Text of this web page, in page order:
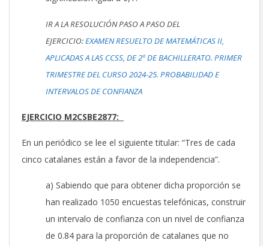
IR A LA RESOLUCIÓN PASO A PASO DEL
EJERCICIO:EXAMEN RESUELTO DE MATEMÁTICAS II,
APLICADAS A LAS CCSS, DE 2º DE BACHILLERATO. PRIMER
TRIMESTRE DEL CURSO 2024-25. PROBABILIDAD E
INTERVALOS DE CONFIANZA
EJERCICIO M2CSBE2877:
En un periódico se lee el siguiente titular: “Tres de cada
cinco catalanes están a favor de la independencia”.
a) Sabiendo que para obtener dicha proporción se
han realizado 1050 encuestas telefónicas, construir
un intervalo de confianza con un nivel de confianza
de 0.84 para la proporción de catalanes que no